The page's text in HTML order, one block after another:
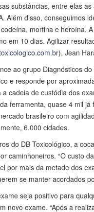
substâncias, entre elas
Além disso, conseguimos
morfina e heroína.
em 10 dias. Agilizar
), Jean
ao grupo Diagnósticos
e responde por
cadeia de custódia dos
ferramenta, quase 4 mil
brasileiro com
6.000 cidades.
do DB Toxicológico, a
caminhoneiros. “O custo
por mais da metade dos
se manter acordados
seja positivo para
novo exame. “Após a